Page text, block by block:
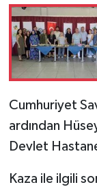
Cumhuriyet
ardından
Devlet
Kaza ile ilgili